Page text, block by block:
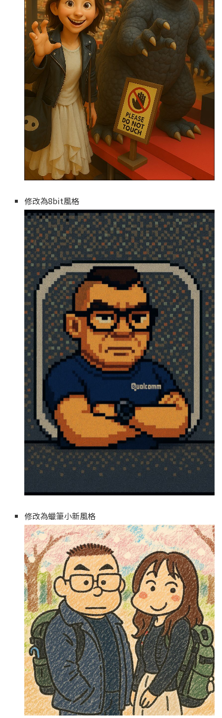
修改為8bit風格
修改為蠟筆小新風格